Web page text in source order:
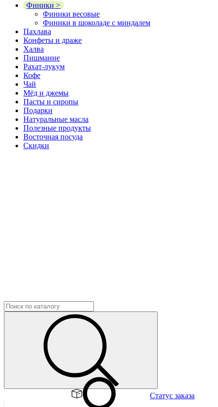
Финики >
Финики весовые
Финики в шоколаде с миндалем
Пахлава
Конфеты и драже
Халва
Пишмание
Рахат-лукум
Кофе
Чай
Мёд и джемы
Пасты и сиропы
Подарки
Натуральные масла
Полезные продукты
Восточная посуда
Скидки
Статус заказа